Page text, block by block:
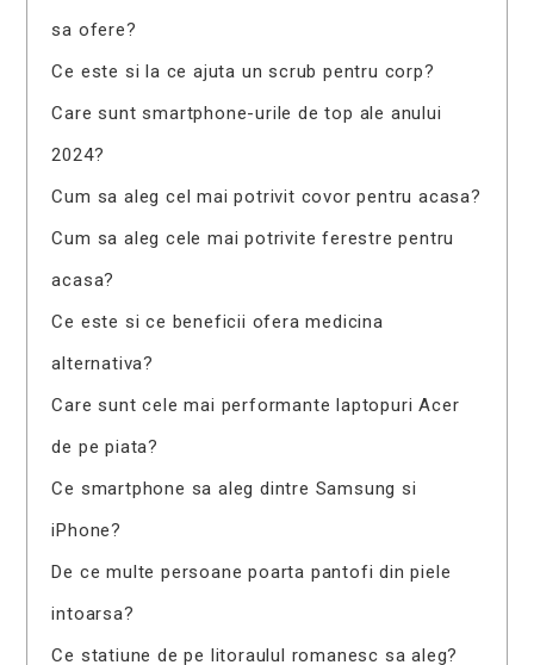
sa ofere?
Ce este si la ce ajuta un scrub pentru corp?
Care sunt smartphone-urile de top ale anului
2024?
Cum sa aleg cel mai potrivit covor pentru acasa?
Cum sa aleg cele mai potrivite ferestre pentru
acasa?
Ce este si ce beneficii ofera medicina
alternativa?
Care sunt cele mai performante laptopuri Acer
de pe piata?
Ce smartphone sa aleg dintre Samsung si
iPhone?
De ce multe persoane poarta pantofi din piele
intoarsa?
Ce statiune de pe litoraulul romanesc sa aleg?